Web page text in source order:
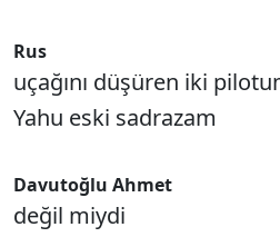
Rus
uçağını düşüren iki
Yahu eski sadrazam
Davutoğlu Ahmet
değil miydi